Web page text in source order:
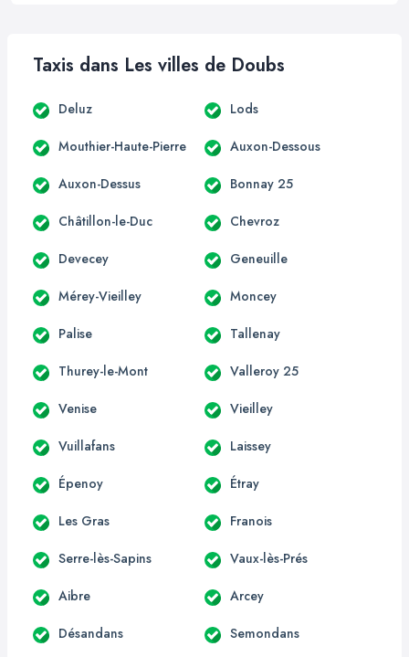
Taxis dans Les villes de Doubs
Deluz Lods
Mouthier-Haute-Pierre Auxon-Dessous
Auxon-Dessus Bonnay 25
Châtillon-le-Duc Chevroz
Devecey Geneuille
Mérey-Vieilley Moncey
Palise Tallenay
Thurey-le-Mont Valleroy 25
Venise Vieilley
Vuillafans Laissey
Épenoy Étray
Les Gras Franois
Serre-lès-Sapins Vaux-lès-Prés
Aibre Arcey
Désandans Semondans